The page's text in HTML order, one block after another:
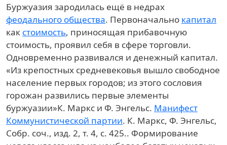
Буржуазия зародилась ещё в недрах
феодального общества. Первоначально капитал
как стоимость, приносящая прибавочную
стоимость, проявил себя в сфере торговли.
Одновременно развивался и денежный капитал.
«Из крепостных средневековья вышло свободное
население первых городов; из этого сословия
горожан развились первые элементы
буржуазии»К. Маркс и Ф. Энгельс. Манифест
Коммунистической партии. К. Маркс, Ф. Энгельс,
Собр. соч., изд. 2, т. 4, с. 425.. Формирование